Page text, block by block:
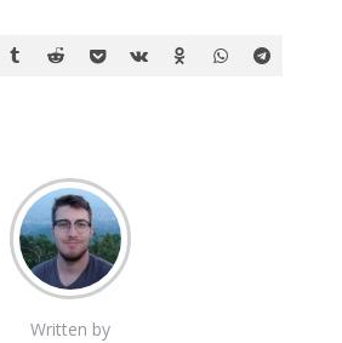
Written by